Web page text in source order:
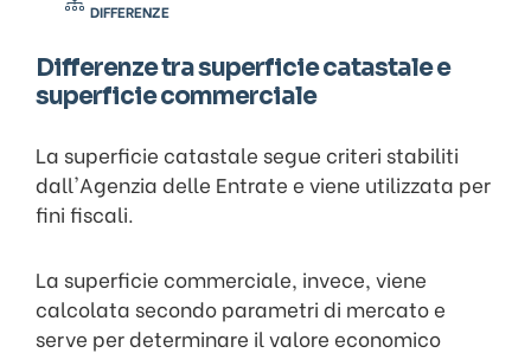
DIFFERENZE
Differenze tra superficie catastale e
superficie commerciale
La superficie catastale segue criteri stabiliti
dall'Agenzia delle Entrate e viene utilizzata per
fini fiscali.
La superficie commerciale, invece, viene
calcolata secondo parametri di mercato e
serve per determinare il valore economico